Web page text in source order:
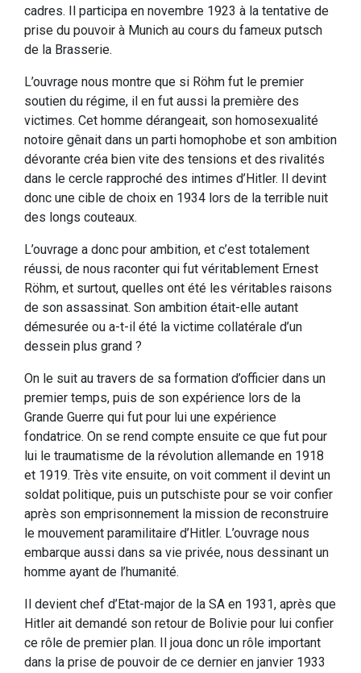
cadres. Il participa en novembre 1923 à la tentative de
prise du pouvoir à Munich au cours du fameux putsch
de la Brasserie.
L’ouvrage nous montre que si Röhm fut le premier
soutien du régime, il en fut aussi la première des
victimes. Cet homme dérangeait, son homosexualité
notoire gênait dans un parti homophobe et son ambition
dévorante créa bien vite des tensions et des rivalités
dans le cercle rapproché des intimes d’Hitler. Il devint
donc une cible de choix en 1934 lors de la terrible nuit
des longs couteaux.
L’ouvrage a donc pour ambition, et c’est totalement
réussi, de nous raconter qui fut véritablement Ernest
Röhm, et surtout, quelles ont été les véritables raisons
de son assassinat. Son ambition était-elle autant
démesurée ou a-t-il été la victime collatérale d’un
dessein plus grand ?
On le suit au travers de sa formation d’officier dans un
premier temps, puis de son expérience lors de la
Grande Guerre qui fut pour lui une expérience
fondatrice. On se rend compte ensuite ce que fut pour
lui le traumatisme de la révolution allemande en 1918
et 1919. Très vite ensuite, on voit comment il devint un
soldat politique, puis un putschiste pour se voir confier
après son emprisonnement la mission de reconstruire
le mouvement paramilitaire d’Hitler. L’ouvrage nous
embarque aussi dans sa vie privée, nous dessinant un
homme ayant de l’humanité.
Il devient chef d’Etat-major de la SA en 1931, après que
Hitler ait demandé son retour de Bolivie pour lui confier
ce rôle de premier plan. Il joua donc un rôle important
dans la prise de pouvoir de ce dernier en janvier 1933